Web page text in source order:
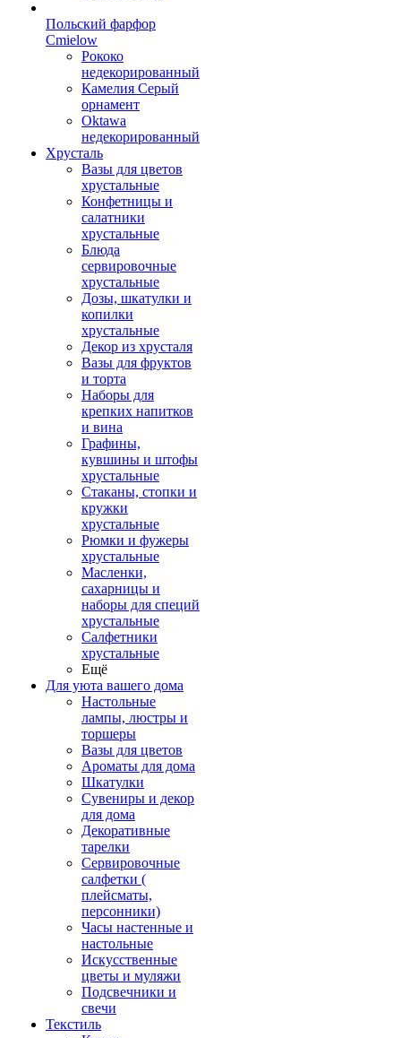
Польский фарфор
Сmielow
Рококо
недекорированный
Камелия Серый
орнамент
Oktawa
недекорированный
Хрусталь
Вазы для цветов
хрустальные
Конфетницы и
салатники
хрустальные
Блюда
сервировочные
хрустальные
Дозы, шкатулки и
копилки
хрустальные
Декор из хрусталя
Вазы для фруктов
и торта
Наборы для
крепких напитков
и вина
Графины,
кувшины и штофы
хрустальные
Стаканы, стопки и
кружки
хрустальные
Рюмки и фужеры
хрустальные
Масленки,
сахарницы и
наборы для специй
хрустальные
Салфетники
хрустальные
Ещё
Для уюта вашего дома
Настольные
лампы, люстры и
торшеры
Вазы для цветов
Ароматы для дома
Шкатулки
Сувениры и декор
для дома
Декоративные
тарелки
Сервировочные
салфетки (
плейсматы,
персонники)
Часы настенные и
настольные
Искусственные
цветы и муляжи
Подсвечники и
свечи
Текстиль